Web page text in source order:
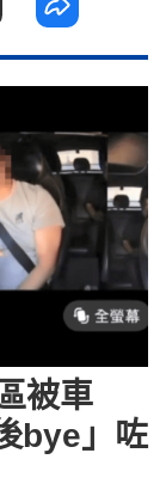
被車
bye」咗